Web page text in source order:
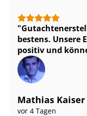
bestens. Unsere
positiv und
Mathias Kaiser
vor 4 Tagen